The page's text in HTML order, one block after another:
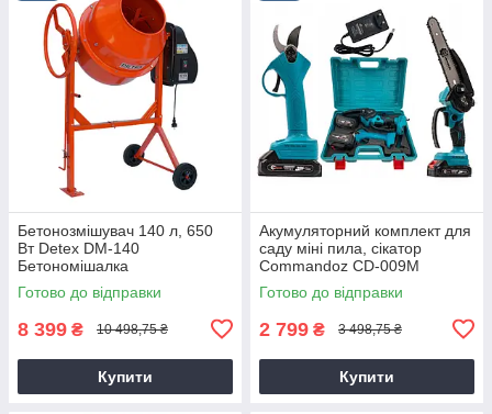
Бетонозмішувач 140 л, 650
Вт Detex DM-140
Бетономішалка
Готово до відправки
8 399 ₴ 10 498,75 ₴
Купити
Акумуляторний комплект для
саду міні пила, сікатор
Commandoz CD-009M
Готово до відправки
2 799 ₴ 3 498,75 ₴
Купити